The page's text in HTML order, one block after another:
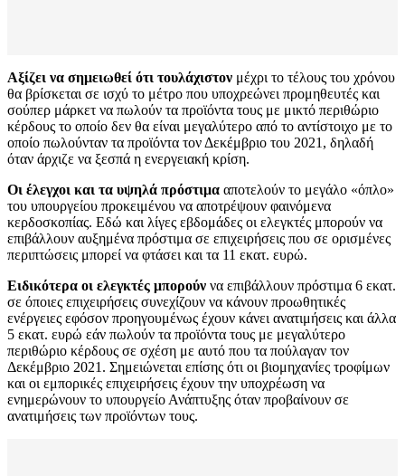
Αξίζει να σημειωθεί ότι τουλάχιστον μέχρι το τέλους του χρόνου
θα βρίσκεται σε ισχύ το μέτρο που υποχρεώνει προμηθευτές και
σούπερ μάρκετ να πωλούν τα προϊόντα τους με μικτό περιθώριο
κέρδους το οποίο δεν θα είναι μεγαλύτερο από το αντίστοιχο με το
οποίο πωλούνταν τα προϊόντα τον Δεκέμβριο του 2021, δηλαδή
όταν άρχιζε να ξεσπά η ενεργειακή κρίση.
Οι έλεγχοι και τα υψηλά πρόστιμα αποτελούν το μεγάλο «όπλο»
του υπουργείου προκειμένου να αποτρέψουν φαινόμενα
κερδοσκοπίας. Εδώ και λίγες εβδομάδες οι ελεγκτές μπορούν να
επιβάλλουν αυξημένα πρόστιμα σε επιχειρήσεις που σε ορισμένες
περιπτώσεις μπορεί να φτάσει και τα 11 εκατ. ευρώ.
Ειδικότερα οι ελεγκτές μπορούν να επιβάλλουν πρόστιμα 6 εκατ.
σε όποιες επιχειρήσεις συνεχίζουν να κάνουν προωθητικές
ενέργειες εφόσον προηγουμένως έχουν κάνει ανατιμήσεις και άλλα
5 εκατ. ευρώ εάν πωλούν τα προϊόντα τους με μεγαλύτερο
περιθώριο κέρδους σε σχέση με αυτό που τα πούλαγαν τον
Δεκέμβριο 2021. Σημειώνεται επίσης ότι οι βιομηχανίες τροφίμων
και οι εμπορικές επιχειρήσεις έχουν την υποχρέωση να
ενημερώνουν το υπουργείο Ανάπτυξης όταν προβαίνουν σε
ανατιμήσεις των προϊόντων τους.